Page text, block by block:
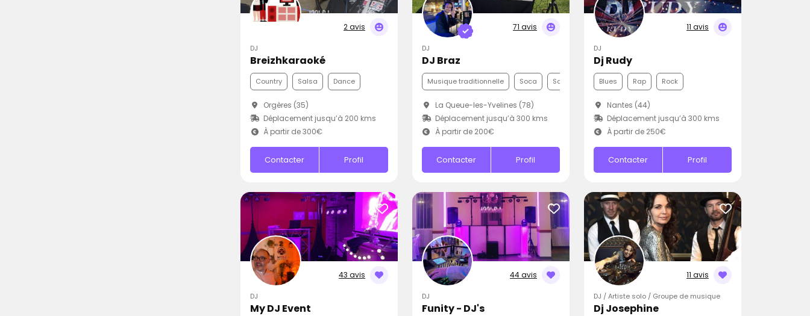
2 avis
DJ
Breizhkaraoké
Country Salsa Dance
Orgères (35)
Déplacement jusqu’à 200 kms
À partir de 300€
Contacter Profil
71 avis
DJ
DJ Braz
Musique traditionnelle Soca Samba
La Queue-les-Yvelines (78)
Déplacement jusqu’à 300 kms
À partir de 200€
Contacter Profil
11 avis
DJ
Dj Rudy
Blues Rap Rock
Nantes (44)
Déplacement jusqu’à 300 kms
À partir de 250€
Contacter Profil
43 avis
DJ
My DJ Event
44 avis
DJ
Funity - DJ's
11 avis
DJ / Artiste solo / Groupe de musique
Dj Josephine